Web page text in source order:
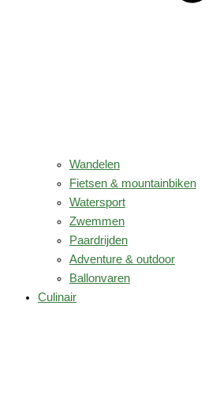
Wandelen
Fietsen & mountainbiken
Watersport
Zwemmen
Paardrijden
Adventure & outdoor
Ballonvaren
Culinair